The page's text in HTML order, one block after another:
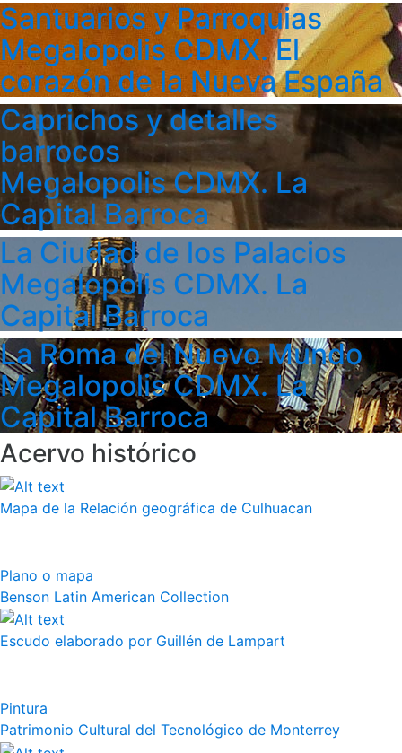
Santuarios y Parroquias
Megalopolis CDMX. El
corazón de la Nueva España
Caprichos y detalles
barrocos
Megalopolis CDMX. La
Capital Barroca
La Ciudad de los Palacios
Megalopolis CDMX. La
Capital Barroca
La Roma del Nuevo Mundo
Megalopolis CDMX. La
Capital Barroca
Acervo histórico
Mapa de la Relación geográfica de Culhuacan
Plano o mapa
Benson Latin American Collection
Escudo elaborado por Guillén de Lampart
Pintura
Patrimonio Cultural del Tecnológico de Monterrey